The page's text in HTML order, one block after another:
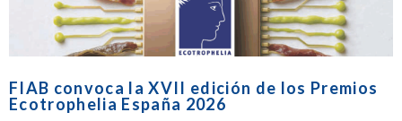
FIAB convoca la XVII edición de los Premios
Ecotrophelia España 2026